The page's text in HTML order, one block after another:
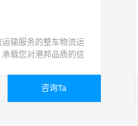
输服务的整车物流运
载您对港邦品质的信
咨询Ta